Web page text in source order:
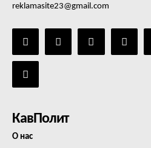
reklamasite23@gmail.com
КавПолит
О нас